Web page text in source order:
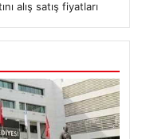
alış satış fiyatları